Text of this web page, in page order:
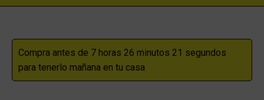
Compra antes de 7 horas 26 minutos 21 segundos
para tenerlo mañana en tu casa